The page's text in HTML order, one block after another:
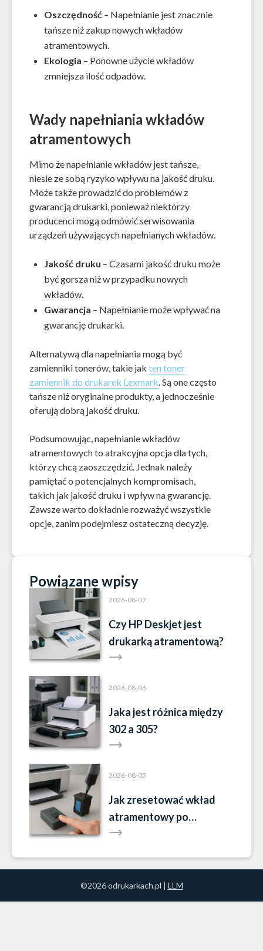
Oszczędność – Napełnianie jest znacznie
tańsze niż zakup nowych wkładów
atramentowych.
Ekologia – Ponowne użycie wkładów
zmniejsza ilość odpadów.
Wady napełniania wkładów
atramentowych
Mimo że napełnianie wkładów jest tańsze,
niesie ze sobą ryzyko wpływu na jakość druku.
Może także prowadzić do problemów z
gwarancją drukarki, ponieważ niektórzy
producenci mogą odmówić serwisowania
urządzeń używających napełnianych wkładów.
Jakość druku – Czasami jakość druku może
być gorsza niż w przypadku nowych
wkładów.
Gwarancja – Napełnianie może wpływać na
gwarancję drukarki.
Alternatywą dla napełniania mogą być
zamienniki tonerów, takie jak ten toner
zamiennik do drukarek Lexmark. Są one często
tańsze niż oryginalne produkty, a jednocześnie
oferują dobrą jakość druku.
Podsumowując, napełnianie wkładów
atramentowych to atrakcyjna opcja dla tych,
którzy chcą zaoszczędzić. Jednak należy
pamiętać o potencjalnych kompromisach,
takich jak jakość druku i wpływ na gwarancję.
Zawsze warto dokładnie rozważyć wszystkie
opcje, zanim podejmiesz ostateczną decyzję.
Powiązane wpisy
2026-08-07
Czy HP Deskjet jest
drukarką atramentową?
2026-08-06
Jaka jest różnica między
302 a 305?
2026-08-05
Jak zresetować wkład
atramentowy po
napełnieniu?
©2026 odrukarkach.pl | LLM